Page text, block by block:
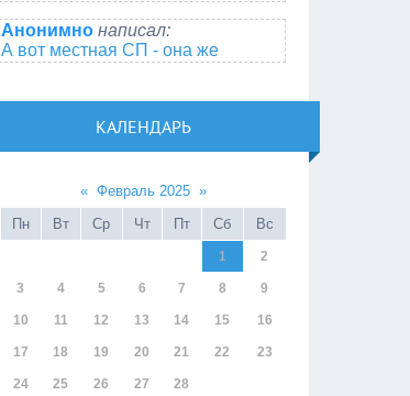
Анонимно написал:
А вот местная СП - она же
КАЛЕНДАРЬ
« Февраль 2025 »
Пн
Вт Ср Чт Пт Сб Вс
1 2
3 4 5 6 7 8 9
10 11 12 13 14 15 16
17 18 19 20 21 22 23
24 25 26 27 28